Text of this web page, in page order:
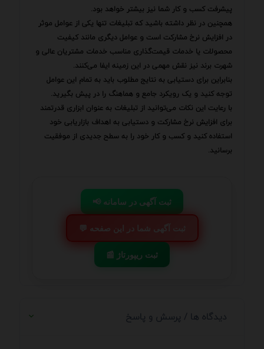
پیشرفت کسب و کار شما نیز بیشتر خواهد بود.
همچنین در نظر داشته باشید که تبلیغات تنها یکی از عوامل موثر
در افزایش نرخ مشارکت است و عوامل دیگری مانند کیفیت
محصولات یا خدمات قیمت‌گذاری مناسب خدمات مشتریان عالی و
شهرت برند نیز نقش مهمی در این زمینه ایفا می‌کنند.
بنابراین برای دستیابی به نتایج مطلوب باید به تمام این عوامل
توجه کنید و یک رویکرد جامع و هماهنگ را در پیش بگیرید.
با رعایت این نکات می‌توانید از تبلیغات به عنوان ابزاری قدرتمند
برای افزایش نرخ مشارکت و دستیابی به اهداف بازاریابی خود
استفاده کنید و کسب و کار خود را به سطح جدیدی از موفقیت
برسانید.
📢 ثبت آگهی در سامانه
💬 ثبت آگهی شما در این صفحه
📰 ثبت ریپورتاژ
دیدگاه ها / پرسش و پاسخ